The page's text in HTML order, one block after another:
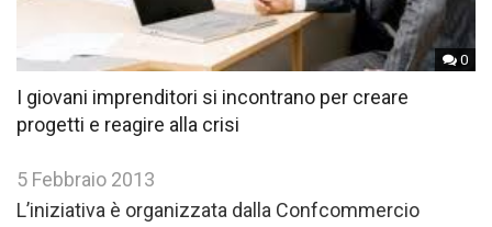
0
I giovani imprenditori si incontrano per creare
progetti e reagire alla crisi
5 Febbraio 2013
L’iniziativa è organizzata dalla Confcommercio